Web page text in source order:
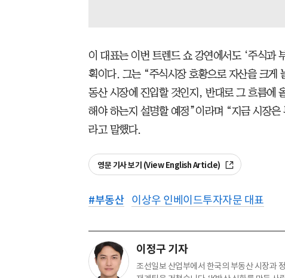
이 대표는 이번 트렌드 쇼 강연에서도 ‘주식과
획이다. 그는 “주식시장 호황으로 자산을 크게
동산 시장에 진입할 것인지, 반대로 그 흐름에
해야 하는지 설명할 예정”이라며 “지금 시장은
라고 말했다.
영문 기사 보기 (View English Article)
#부동산 이상우 인베이드투자자문 대표
이정구 기자
조선일보 산업부에서 한국의 부동산 시장과